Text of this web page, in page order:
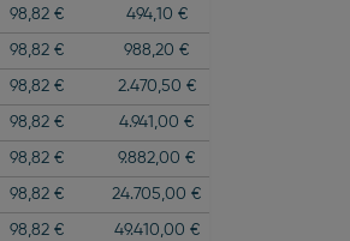
98,82 € 494,10 €
98,82 € 988,20 €
98,82 € 2.470,50 €
98,82 € 4.941,00 €
98,82 € 9.882,00 €
98,82 € 24.705,00 €
98,82 €
49.410,00 €